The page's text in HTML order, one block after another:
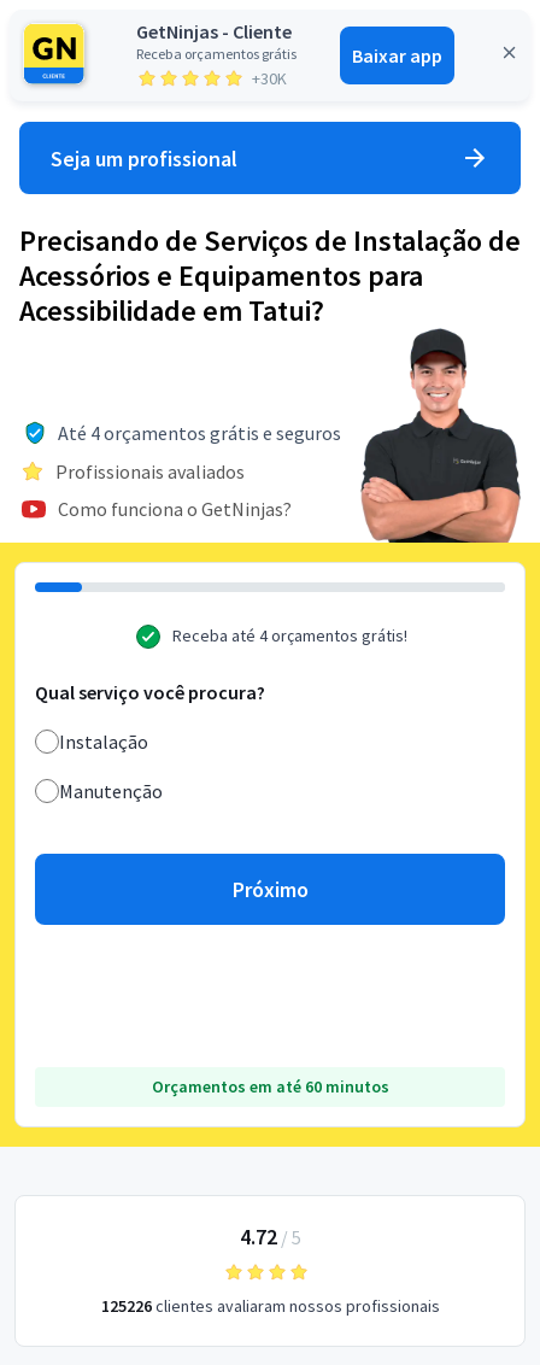
GetNinjas - Cliente
Receba orçamentos grátis
+30K
Baixar app
Entrar
Seja um profissional
Precisando de Serviços de Instalação de
Acessórios e Equipamentos para
Acessibilidade em Tatui?
Até 4 orçamentos grátis e seguros
Profissionais avaliados
Como funciona o GetNinjas?
Receba até 4 orçamentos grátis!
Qual serviço você procura?
Instalação
Manutenção
Próximo
Orçamentos em até 60 minutos
4.72/ 5
125226clientes avaliaram nossos profissionais